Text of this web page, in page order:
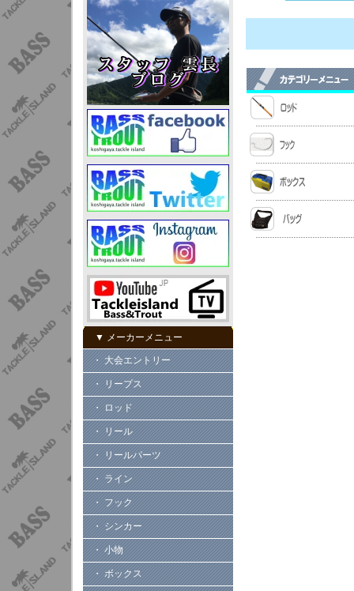
▼ メーカーメニュー
・ 大会エントリー
・ リープス
・ ロッド
・ リール
・ リールパーツ
・ ライン
・ フック
・ シンカー
・ 小物
・ ボックス